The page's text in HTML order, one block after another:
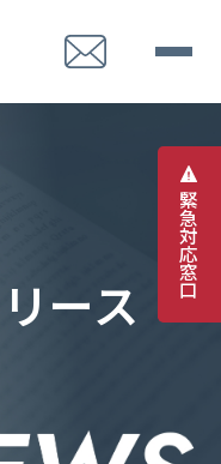
緊
急
対
応
窓
口
リ ース